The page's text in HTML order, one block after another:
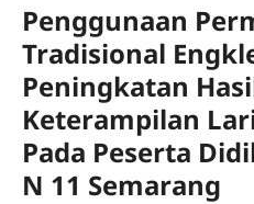
Penggunaan
Tradisional
Peningkatan
Keterampilan
Pada Peserta
N 11 Semarang